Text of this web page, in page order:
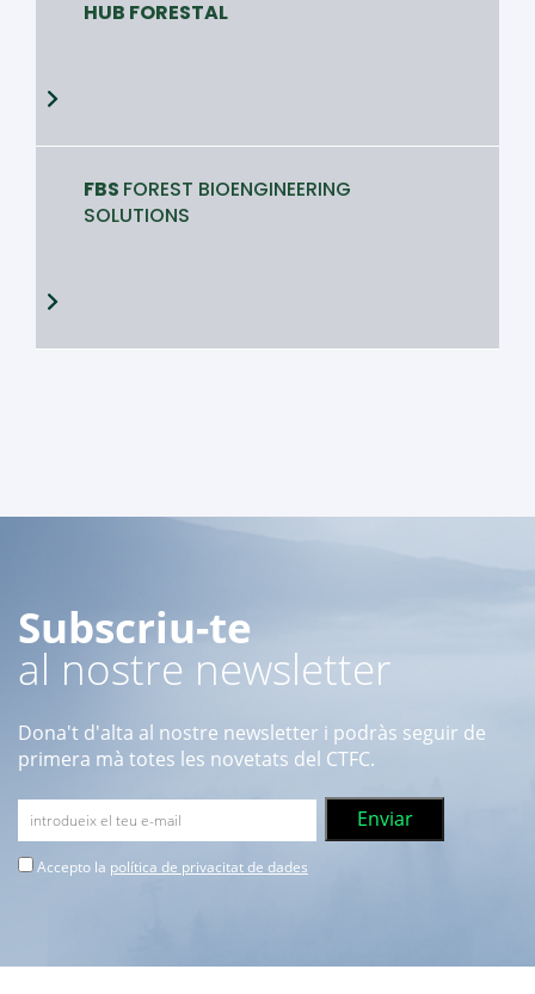
HUB FORESTAL
FBS FOREST BIOENGINEERING
SOLUTIONS
Subscriu-te
al nostre newsletter
Dona't d'alta al nostre newsletter i podràs seguir de
primera mà totes les novetats del CTFC.
Accepto la política de privacitat de dades